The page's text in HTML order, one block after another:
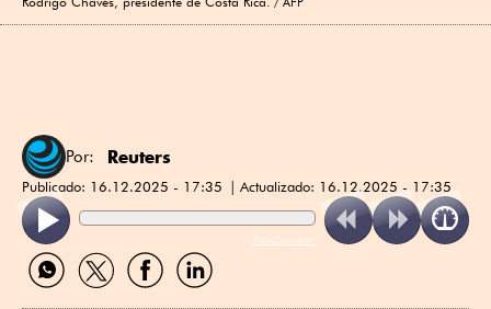
Por: Reuters
Publicado: 16.12.2025 - 17:35 Actualizado: 16.12.2025 - 17:35
ReadSpeaker
Compartir
por
Compartir
por
Compartir
por
Compartir
por